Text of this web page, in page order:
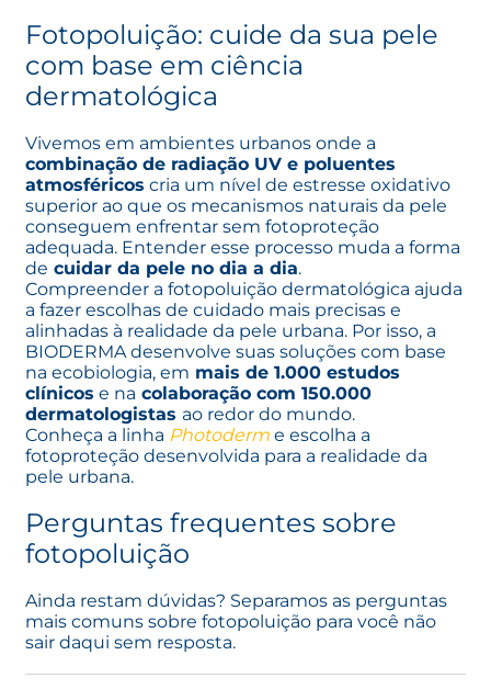
Fotopoluição: cuide da sua pele
com base em ciência
dermatológica
Vivemos em ambientes urbanos onde a
combinação de radiação UV e poluentes
atmosféricos cria um nível de estresse oxidativo
superior ao que os mecanismos naturais da pele
conseguem enfrentar sem fotoproteção
adequada. Entender esse processo muda a forma
de cuidar da pele no dia a dia.
Compreender a fotopoluição dermatológica ajuda
a fazer escolhas de cuidado mais precisas e
alinhadas à realidade da pele urbana. Por isso, a
BIODERMA desenvolve suas soluções com base
na ecobiologia, em mais de 1.000 estudos
clínicos e na colaboração com 150.000
dermatologistas ao redor do mundo.
Conheça a linha Photoderm e escolha a
fotoproteção desenvolvida para a realidade da
pele urbana.
Perguntas frequentes sobre
fotopoluição
Ainda restam dúvidas? Separamos as perguntas
mais comuns sobre fotopoluição para você não
sair daqui sem resposta.